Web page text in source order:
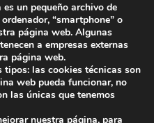
un pequeño archivo de
“smartphone” o
página web. Algunas
a empresas externas
página web.
tipos: las cookies técnicas son
web pueda funcionar, no
las únicas que tenemos
nuestra página, para